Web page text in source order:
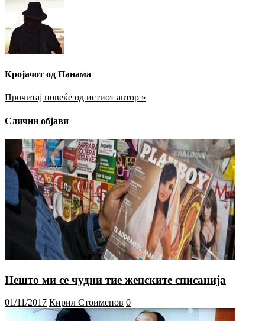
Кројачот од Панама
Прочитај повеќе од истиот автор »
Слични објави
Нешто ми се чудни тие женските списанија
01/11/2017 Кирил Стоименов 0